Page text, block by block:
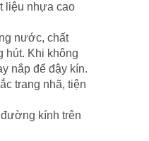
liệu nhựa cao
nước, chất
hút. Khi không
nắp để đậy kín.
trang nhã, tiện
kính trên